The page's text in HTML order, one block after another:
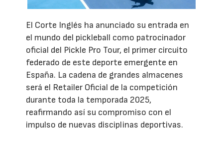
El Corte Inglés ha anunciado su entrada en
el mundo del pickleball como patrocinador
oficial del Pickle Pro Tour, el primer circuito
federado de este deporte emergente en
España. La cadena de grandes almacenes
será el Retailer Oficial de la competición
durante toda la temporada 2025,
reafirmando así su compromiso con el
impulso de nuevas disciplinas deportivas.